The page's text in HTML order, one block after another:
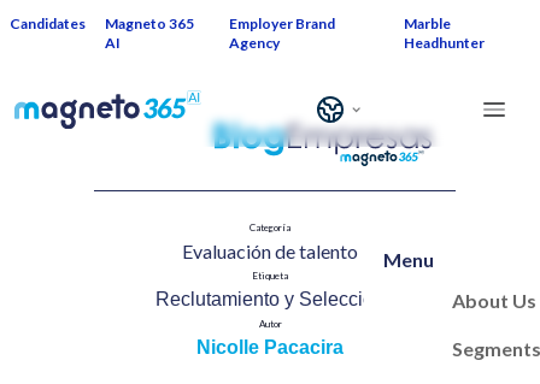
Candidates
Magneto 365
AI
Employer Brand
Agency
Marble
Headhunter
Menu
About Us
Segments
Categoría
Evaluación de talent​o
Etiqueta
Reclutamiento y Selección​
Autor
Nicolle Pacacira